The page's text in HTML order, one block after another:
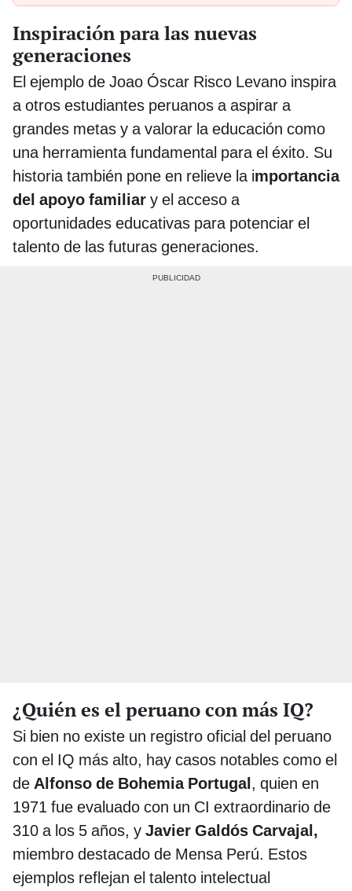
Inspiración para las nuevas
generaciones
El ejemplo de Joao Óscar Risco Levano inspira
a otros estudiantes peruanos a aspirar a
grandes metas y a valorar la educación como
una herramienta fundamental para el éxito. Su
historia también pone en relieve la importancia
del apoyo familiar y el acceso a
oportunidades educativas para potenciar el
talento de las futuras generaciones.
¿Quién es el peruano con más IQ?
Si bien no existe un registro oficial del peruano
con el IQ más alto, hay casos notables como el
de Alfonso de Bohemia Portugal, quien en
1971 fue evaluado con un CI extraordinario de
310 a los 5 años, y Javier Galdós Carvajal,
miembro destacado de Mensa Perú. Estos
ejemplos reflejan el talento intelectual